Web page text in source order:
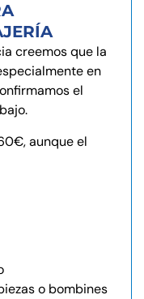
creemos que la
en
el
aunque el
o bombines